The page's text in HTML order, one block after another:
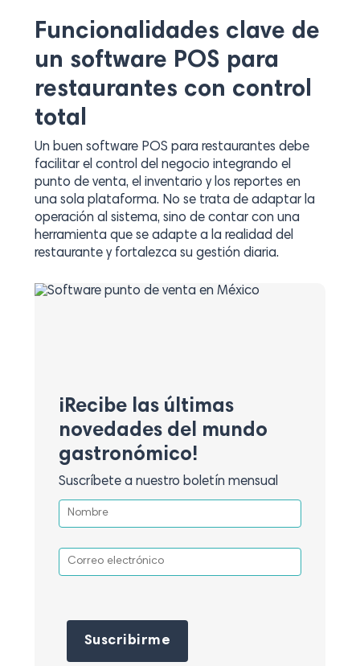
Funcionalidades clave de
un software POS para
restaurantes con control
total
Un buen software POS para restaurantes debe
facilitar el control del negocio integrando el
punto de venta, el inventario y los reportes en
una sola plataforma. No se trata de adaptar la
operación al sistema, sino de contar con una
herramienta que se adapte a la realidad del
restaurante y fortalezca su gestión diaria.
¡Recibe las últimas
novedades del mundo
gastronómico!
Suscríbete a nuestro boletín mensual